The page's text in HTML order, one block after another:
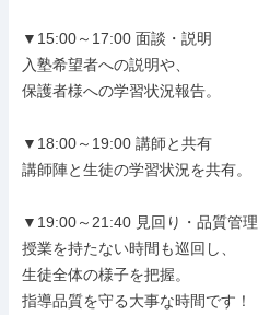
▼15:00～17:00 面談・説明
入塾希望者への説明や、
保護者様への学習状況報告。
▼18:00～19:00 講師と共有
講師陣と生徒の学習状況を共有。
▼19:00～21:40 見回り・品質管理
授業を持たない時間も巡回し、
生徒全体の様子を把握。
指導品質を守る大事な時間です！